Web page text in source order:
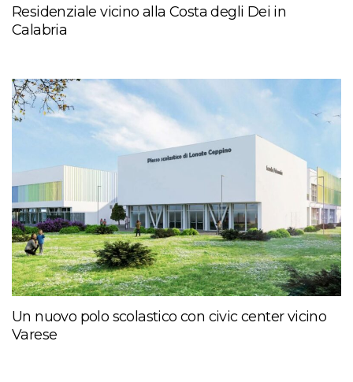
Residenziale vicino alla Costa degli Dei in
Calabria
Un nuovo polo scolastico con civic center vicino
Varese